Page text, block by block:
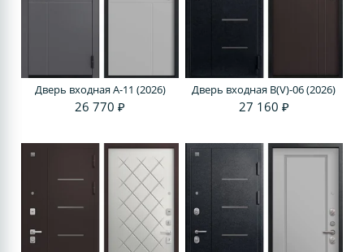
Дверь входная A-11 (2026)
26 770 ₽
Дверь входная В(V)-06 (2026)
27 160 ₽